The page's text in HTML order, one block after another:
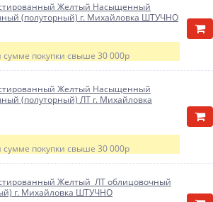
Желтый Насыщенный
(полуторный) г. Михайловка ШТУЧНО
покупки свыше 30 000р
Желтый Насыщенный
(полуторный) ЛТ г. Михайловка
покупки свыше 30 000р
Желтый ЛТ облицовочный
г. Михайловка ШТУЧНО